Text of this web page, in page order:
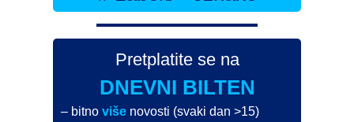
Pretplatite se na
DNEVNI BILTEN
– bitnoviše novosti (svaki dan >15)